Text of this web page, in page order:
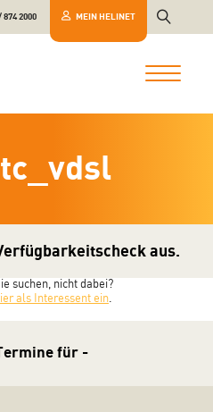
874 2000 MEIN HELINET
aus.
suchen, nicht dabei?
als Interessent ein.
für -